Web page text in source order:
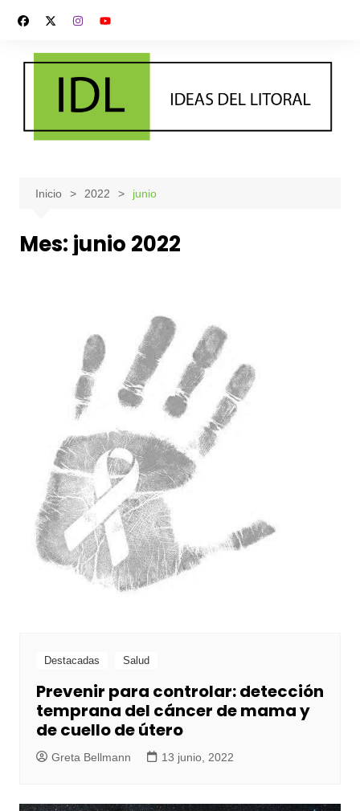
contenido
Inicio 2022 junio
Mes: junio 2022
Destacadas Salud
Prevenir para controlar: detección
temprana del cáncer de mama y
de cuello de útero
Greta Bellmann 13 junio, 2022